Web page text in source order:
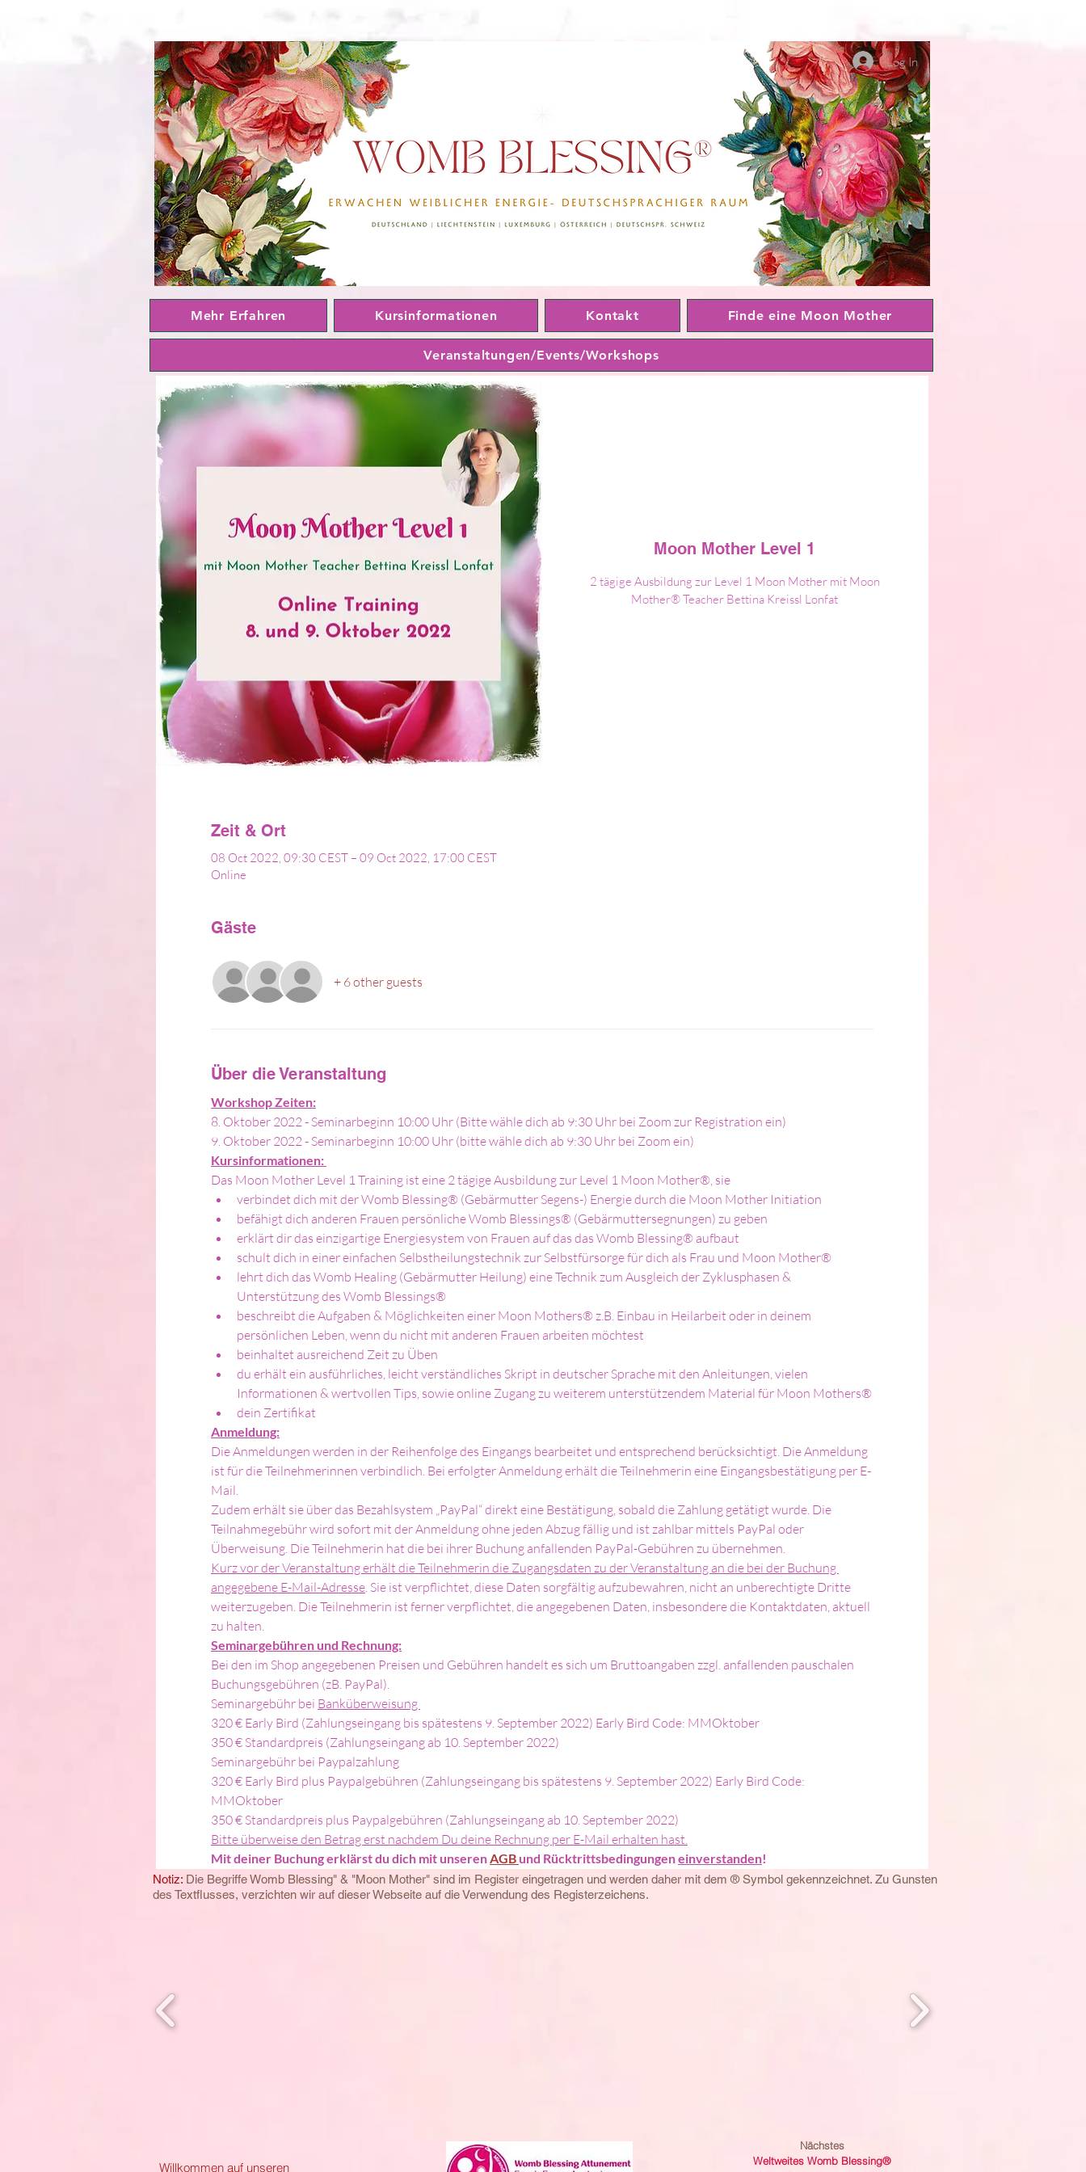
Log In
Mehr Erfahren Kursinformationen Kontakt Finde eine Moon Mother
Veranstaltungen/Events/Workshops
Moon Mother Level 1
2 tägige Ausbildung zur Level 1 Moon Mother mit Moon
Mother® Teacher Bettina Kreissl Lonfat
Zeit & Ort
08 Oct 2022, 09:30 CEST – 09 Oct 2022, 17:00 CEST
Online
Gäste
+ 6 other guests
Über die Veranstaltung
Workshop Zeiten:
8. Oktober 2022 - Seminarbeginn 10:00 Uhr (Bitte wähle dich ab 9:30 Uhr bei Zoom zur Registration ein)
9. Oktober 2022 - Seminarbeginn 10:00 Uhr (bitte wähle dich ab 9:30 Uhr bei Zoom ein)
Kursinformationen:
Das Moon Mother Level 1 Training ist eine 2 tägige Ausbildung zur Level 1 Moon Mother®, sie
verbindet dich mit der Womb Blessing® (Gebärmutter Segens-) Energie durch die Moon Mother Initiation
befähigt dich anderen Frauen persönliche Womb Blessings® (Gebärmuttersegnungen) zu geben
erklärt dir das einzigartige Energiesystem von Frauen auf das das Womb Blessing® aufbaut
schult dich in einer einfachen Selbstheilungstechnik zur Selbstfürsorge für dich als Frau und Moon Mother®
lehrt dich das Womb Healing (Gebärmutter Heilung) eine Technik zum Ausgleich der Zyklusphasen &
Unterstützung des Womb Blessings®
beschreibt die Aufgaben & Möglichkeiten einer Moon Mothers® z.B. Einbau in Heilarbeit oder in deinem
persönlichen Leben, wenn du nicht mit anderen Frauen arbeiten möchtest
beinhaltet ausreichend Zeit zu Üben
du erhält ein ausführliches, leicht verständliches Skript in deutscher Sprache mit den Anleitungen, vielen
Informationen & wertvollen Tips, sowie online Zugang zu weiterem unterstützendem Material für Moon Mothers®
dein Zertifikat
Anmeldung:
Die Anmeldungen werden in der Reihenfolge des Eingangs bearbeitet und entsprechend berücksichtigt. Die Anmeldung
ist für die Teilnehmerinnen verbindlich. Bei erfolgter Anmeldung erhält die Teilnehmerin eine Eingangsbestätigung per E-
Mail.
Zudem erhält sie über das Bezahlsystem „PayPal“ direkt eine Bestätigung, sobald die Zahlung getätigt wurde. Die
Teilnahmegebühr wird sofort mit der Anmeldung ohne jeden Abzug fällig und ist zahlbar mittels PayPal oder
Überweisung. Die Teilnehmerin hat die bei ihrer Buchung anfallenden PayPal-Gebühren zu übernehmen.
Kurz vor der Veranstaltung erhält die Teilnehmerin die Zugangsdaten zu der Veranstaltung an die bei der Buchung
angegebene E-Mail-Adresse. Sie ist verpflichtet, diese Daten sorgfältig aufzubewahren, nicht an unberechtigte Dritte
weiterzugeben. Die Teilnehmerin ist ferner verpflichtet, die angegebenen Daten, insbesondere die Kontaktdaten, aktuell
zu halten.
Seminargebühren und Rechnung:
Bei den im Shop angegebenen Preisen und Gebühren handelt es sich um Bruttoangaben zzgl. anfallenden pauschalen
Buchungsgebühren (zB. PayPal).
Seminargebühr bei Banküberweisung
320 € Early Bird (Zahlungseingang bis spätestens 9. September 2022) Early Bird Code: MMOktober
350 € Standardpreis (Zahlungseingang ab 10. September 2022)
Seminargebühr bei Paypalzahlung
320 € Early Bird plus Paypalgebühren (Zahlungseingang bis spätestens 9. September 2022) Early Bird Code:
MMOktober
350 € Standardpreis plus Paypalgebühren (Zahlungseingang ab 10. September 2022)
Bitte überweise den Betrag erst nachdem Du deine Rechnung per E-Mail erhalten hast.
Mit deiner Buchung erklärst du dich mit unseren AGB und Rücktrittsbedingungen einverstanden!
Notiz: Die Begriffe Womb Blessing" & "Moon Mother" sind im Register eingetragen und werden daher mit dem ® Symbol gekennzeichnet. Zu Gunsten
des Textflusses, verzichten wir auf dieser Webseite auf die Verwendung des Registerzeichens.
Willkommen auf unseren
Nächstes
Weltweites Womb Blessing®